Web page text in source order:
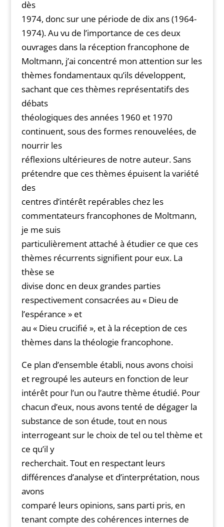
dès
1974, donc sur une période de dix ans (1964-
1974). Au vu de l’importance de ces deux
ouvrages dans la réception francophone de
Moltmann, j’ai concentré mon attention sur les
thèmes fondamentaux qu’ils développent,
sachant que ces thèmes représentatifs des
débats
théologiques des années 1960 et 1970
continuent, sous des formes renouvelées, de
nourrir les
réflexions ultérieures de notre auteur. Sans
prétendre que ces thèmes épuisent la variété
des
centres d’intérêt repérables chez les
commentateurs francophones de Moltmann,
je me suis
particulièrement attaché à étudier ce que ces
thèmes récurrents signifient pour eux. La
thèse se
divise donc en deux grandes parties
respectivement consacrées au « Dieu de
l’espérance » et
au « Dieu crucifié », et à la réception de ces
thèmes dans la théologie francophone.
Ce plan d’ensemble établi, nous avons choisi
et regroupé les auteurs en fonction de leur
intérêt pour l’un ou l’autre thème étudié. Pour
chacun d’eux, nous avons tenté de dégager la
substance de son étude, tout en nous
interrogeant sur le choix de tel ou tel thème et
ce qu’il y
recherchait. Tout en respectant leurs
différences d’analyse et d’interprétation, nous
avons
comparé leurs opinions, sans parti pris, en
tenant compte des cohérences internes de